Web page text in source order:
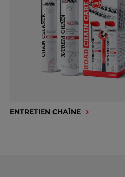
ENTRETIEN CHAÎNE